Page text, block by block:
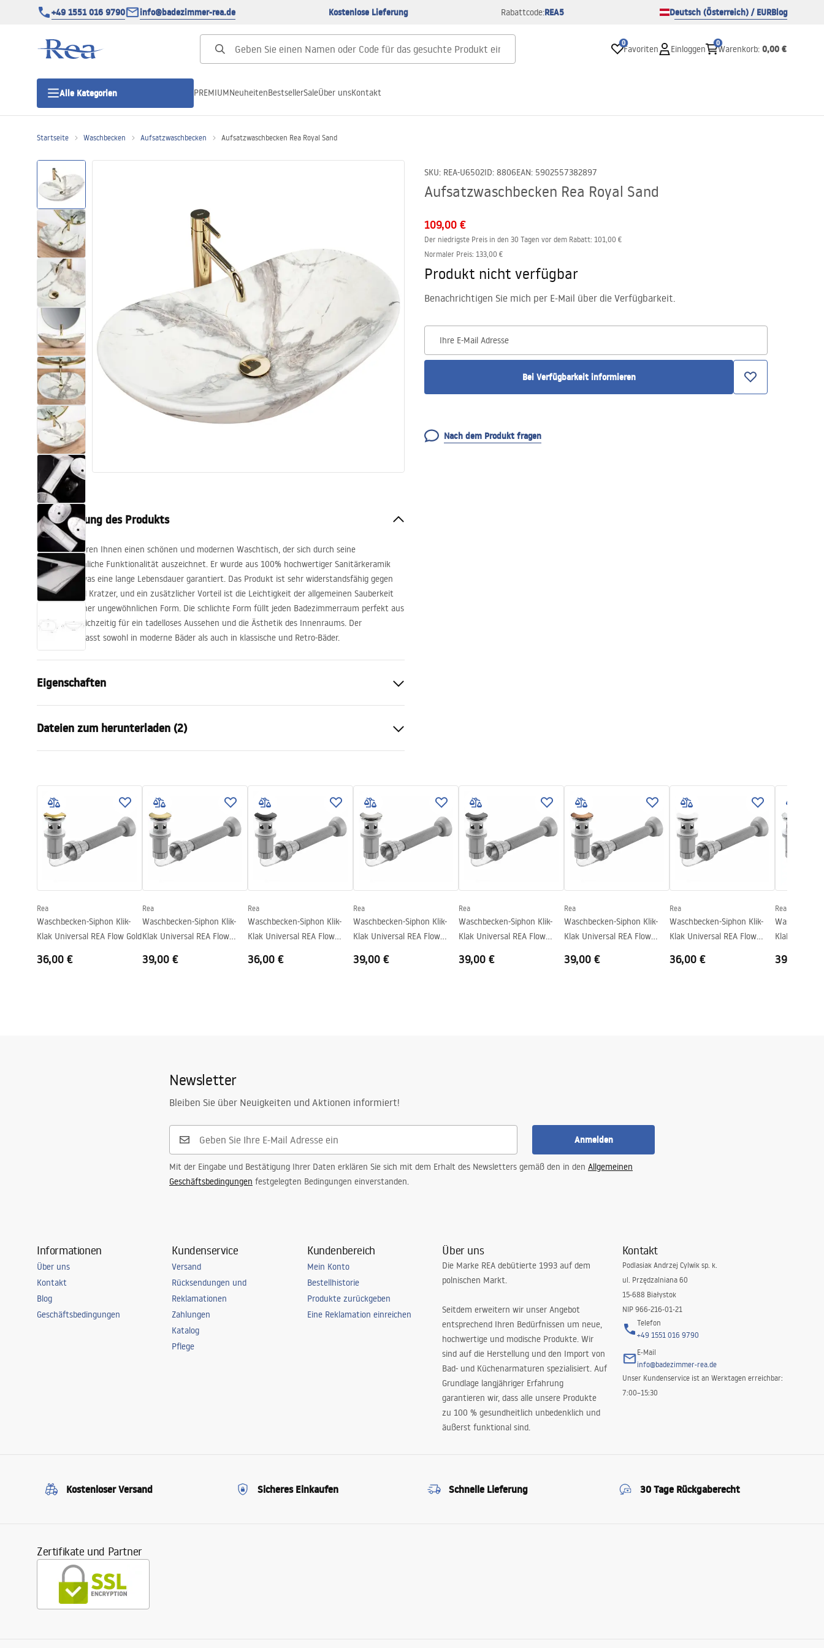
+49 1551 016 9790 info@badezimmer-rea.de Kostenlose Lieferung Rabattcode:REA5 Deutsch (Österreich) / EURBlog
0
Favoriten Einloggen
0
Warenkorb: 0,00 €
Alle Kategorien
Duschtüren
Duschwannen
Duschrinnen
Toiletten
Waschbecken
Wannen und
Badewannenaufsätze
Badarmaturen
Duschen
Kitchen
Badezimmerzubehör und Möbel
PREMIUMNeuheitenBestsellerSaleÜber unsKontakt
Startseite Waschbecken Aufsatzwaschbecken Aufsatzwaschbecken Rea Royal Sand
SKU: REA-U6502ID: 8806EAN: 5902557382897
Aufsatzwaschbecken Rea Royal Sand
109,00 €
Der niedrigste Preis in den 30 Tagen vor dem Rabatt: 101,00 €
Normaler Preis: 133,00 €
Produkt nicht verfügbar
Benachrichtigen Sie mich per E-Mail über die Verfügbarkeit.
Ihre E-Mail Adresse
Bei Verfügbarkeit informieren
Nach dem Produkt fragen
Beschreibung des Produkts
Wir präsentieren Ihnen einen schönen und modernen Waschtisch, der sich durch seine
außergewöhnliche Funktionalität auszeichnet. Er wurde aus 100% hochwertiger Sanitärkeramik
hergestellt, was eine lange Lebensdauer garantiert. Das Produkt ist sehr widerstandsfähig gegen
Schmutz und Kratzer, und ein zusätzlicher Vorteil ist die Leichtigkeit der allgemeinen Sauberkeit
aufgrund seiner ungewöhnlichen Form. Die schlichte Form füllt jeden Badezimmerraum perfekt aus
und sorgt gleichzeitig für ein tadelloses Aussehen und die Ästhetik des Innenraums. Der
Waschtisch passt sowohl in moderne Bäder als auch in klassische und Retro-Bäder.
Eigenschaften
Material
Farbe
Steinoptik
Breite
mm
Höhe
160
mm
Tiefe
mm
Armaturloch
Nicht
Überlauf Loch
Nicht
Dateien zum herunterladen (2)
Warranty_Terms_and_Conditions_
Basins_-_5.pdf
Rea
Waschbecken-Siphon Klik-
Klak Universal REA Flow Gold
36,00 €
Rea
Waschbecken-Siphon Klik-
Klak Universal REA Flow
39,00 €
Rea
Waschbecken-Siphon Klik-
Klak Universal REA Flow
36,00 €
Rea
Waschbecken-Siphon Klik-
Klak Universal REA Flow
39,00 €
Rea
Waschbecken-Siphon Klik-
Klak Universal REA Flow
39,00 €
Rea
Waschbecken-Siphon Klik-
Klak Universal REA Flow
39,00 €
Rea
Waschbecken-Siphon Klik-
Klak Universal REA Flow
36,00 €
Rea
Klak
39,00 €
Newsletter
Bleiben Sie über Neuigkeiten und Aktionen informiert!
Anmelden
Mit der Eingabe und Bestätigung Ihrer Daten erklären Sie sich mit dem Erhalt des Newsletters gemäß den in den Allgemeinen
Geschäftsbedingungen festgelegten Bedingungen einverstanden.
Informationen
Über uns
Kontakt
Blog
Geschäftsbedingungen
Kundenservice
Versand
Rücksendungen und
Reklamationen
Zahlungen
Katalog
Pflege
Kundenbereich
Mein Konto
Bestellhistorie
Produkte zurückgeben
Eine Reklamation einreichen
Über uns
Die Marke REA debütierte 1993 auf dem
polnischen Markt.
Seitdem erweitern wir unser Angebot
entsprechend Ihren Bedürfnissen um neue,
hochwertige und modische Produkte. Wir
sind auf die Herstellung und den Import von
Bad- und Küchenarmaturen spezialisiert. Auf
Grundlage langjähriger Erfahrung
garantieren wir, dass alle unsere Produkte
zu 100 % gesundheitlich unbedenklich und
äußerst funktional sind.
Kontakt
Podlasiak Andrzej Cylwik sp. k.
ul. Przędzalniana 60
15-688 Białystok
NIP 966-216-01-21
Telefon
+49 1551 016 9790
E-Mail
info@badezimmer-rea.de
Unser Kundenservice ist an Werktagen erreichbar:
7:00–15:30
Kostenloser Versand Sicheres Einkaufen Schnelle Lieferung 30 Tage Rückgaberecht
Zertifikate und Partner